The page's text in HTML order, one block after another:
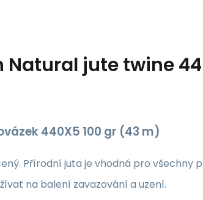
Natural jute twine
440X5 100 gr (43 m)
Přírodní juta je vhodná pro všechny
na balení zavazování a uzení.